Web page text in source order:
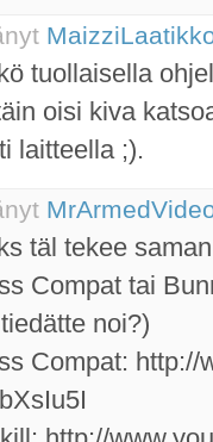
tuollaisella
oisi kiva
laitteella ;).
täl tekee
Compat tai
noi?)
Compat: http://